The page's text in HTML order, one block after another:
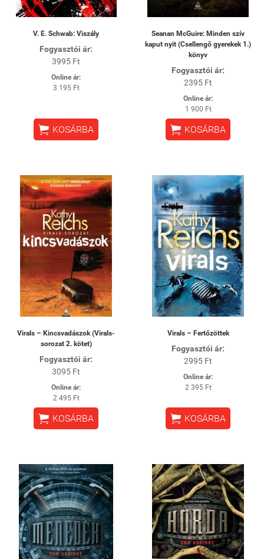
V. E. Schwab: Viszály
Fogyasztói ár:
3995 Ft
Online ár:
3 195 Ft
 KOSÁRBA
Seanan McGuire: Minden szív
kaput nyit (Csellengő gyerekek 1.)
könyv
Fogyasztói ár:
2395 Ft
Online ár:
1 900 Ft
 KOSÁRBA
Virals – Kincsvadászok (Virals-
sorozat 2. kötet)
Fogyasztói ár:
3095 Ft
Online ár:
2 495 Ft
 KOSÁRBA
Virals – Fertőzöttek
Fogyasztói ár:
2995 Ft
Online ár:
2 395 Ft
 KOSÁRBA